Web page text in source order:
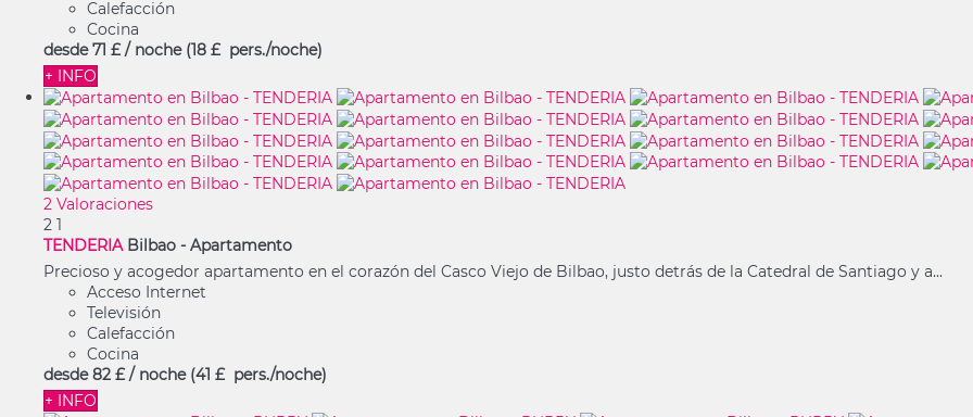
Calefacción
Cocina
desde 71 £ / noche (18 £ pers./noche)
+ INFO
2 Valoraciones
2 1
TENDERIA Bilbao - Apartamento
Precioso y acogedor apartamento en el corazón del Casco Viejo de Bilbao, justo detrás de la Catedral de Santiago y a...
Acceso Internet
Televisión
Calefacción
Cocina
desde 82 £ / noche (41 £ pers./noche)
+ INFO